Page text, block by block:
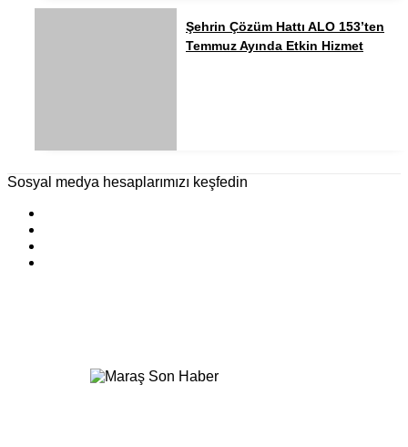
Şehrin Çözüm Hattı ALO 153’ten
Temmuz Ayında Etkin Hizmet
Sosyal medya hesaplarımızı keşfedin